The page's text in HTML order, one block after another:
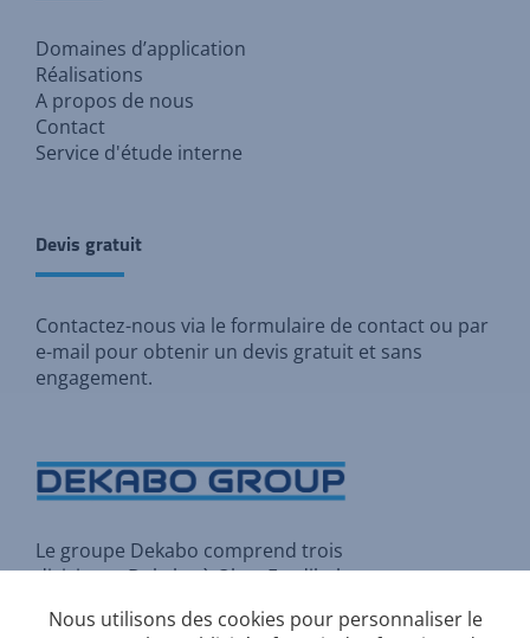
Domaines d’application
Réalisations
A propos de nous
Contact
Service d'étude interne
Devis gratuit
Contactez-nous via le formulaire de contact ou par
e-mail pour obtenir un devis gratuit et sans
engagement.
Le groupe Dekabo comprend trois
divisions :Dekaboà Olen,Fordibel
(Bruxelles).
Nous utilisons des cookies pour personnaliser le